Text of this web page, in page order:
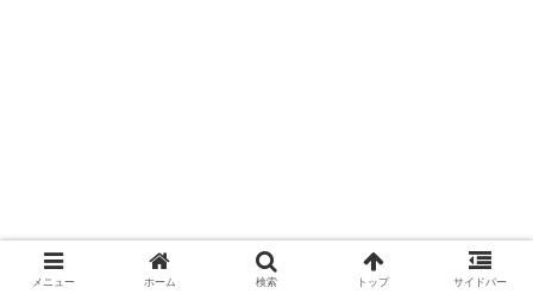
メニュー ホーム 検索 トップ サイドバー